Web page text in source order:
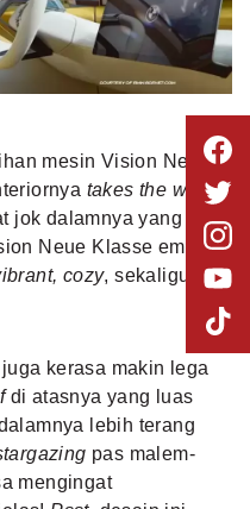
mesin Vision Neue
takes the whole
jok dalamnya yang
Neue Klasse emang
cozy, sekaligus
kerasa makin lega
di atasnya yang luas
lebih terang
pas malem-
mengingat